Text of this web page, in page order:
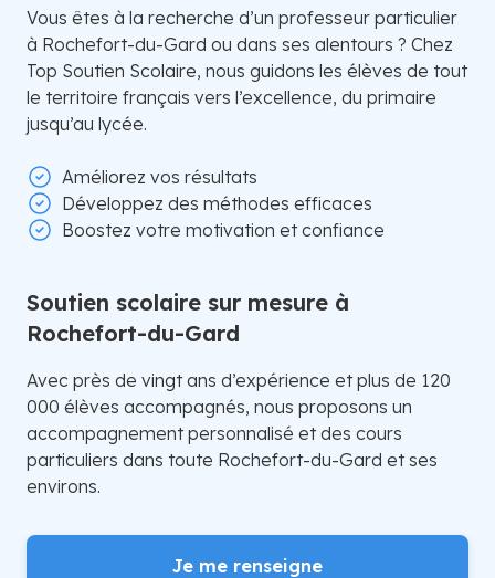
Vous êtes à la recherche d’un professeur particulier
à Rochefort-du-Gard ou dans ses alentours ? Chez
Top Soutien Scolaire, nous guidons les élèves de tout
le territoire français vers l’excellence, du primaire
jusqu’au lycée.
Améliorez vos résultats
Développez des méthodes efficaces
Boostez votre motivation et confiance
Soutien scolaire sur mesure à
Rochefort-du-Gard
Avec près de vingt ans d’expérience et plus de 120
000 élèves accompagnés, nous proposons un
accompagnement personnalisé et des cours
particuliers dans toute Rochefort-du-Gard et ses
environs.
Je me renseigne